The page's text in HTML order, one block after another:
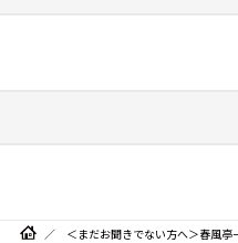
＜まだお聞きでない方へ＞春風亭